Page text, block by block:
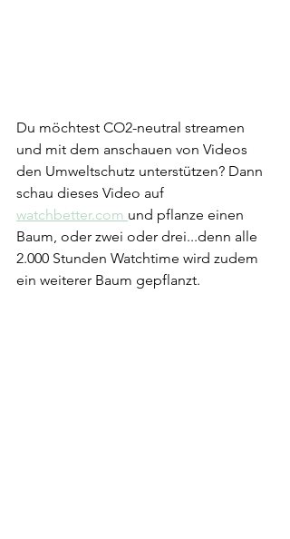
Du möchtest CO2-neutral streamen
und mit dem anschauen von Videos
den Umweltschutz unterstützen? Dann
schau dieses Video auf
watchbetter.com und pflanze einen
Baum, oder zwei oder drei...denn alle
2.000 Stunden Watchtime wird zudem
ein weiterer Baum gepflanzt.